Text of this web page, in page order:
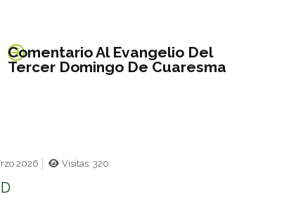
Comentario Al Evangelio Del
Tercer Domingo De Cuaresma
2026 Visitas: 320